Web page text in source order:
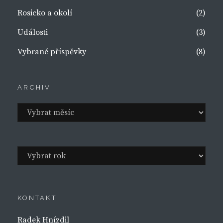
Rosicko a okolí
(2)
Události
(3)
Vybrané příspěvky
(8)
ARCHIV
Archiv
Archivy
KONTAKT
Radek Hnízdil